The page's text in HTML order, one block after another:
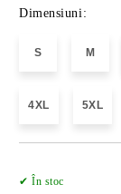
Dimensiuni:
S M
4XL 5XL
✔ În stoc